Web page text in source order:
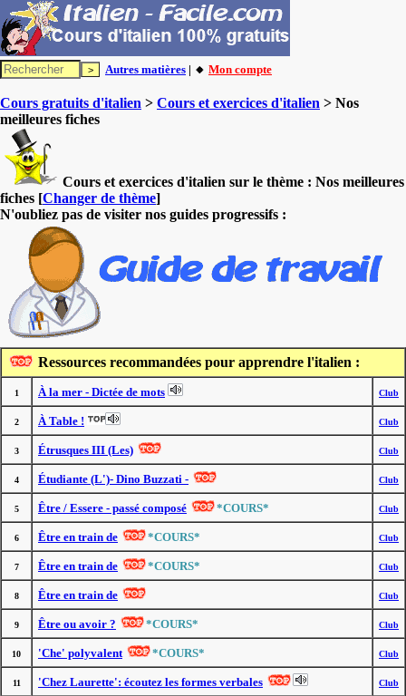
Autres matières | 🔸 Mon compte
Cours gratuits d'italien > Cours et exercices d'italien > Nos
meilleures fiches
Cours et exercices d'italien sur le thème : Nos meilleures
fiches [Changer de thème]
N'oubliez pas de visiter nos guides progressifs :
Ressources recommandées pour apprendre l'italien :
1 À la mer - Dictée de mots Club
2 À Table ! Club
3 Étrusques III (Les) Club
4 Étudiante (L')- Dino Buzzati - Club
5 Être / Essere - passé composé *COURS* Club
6 Être en train de *COURS* Club
7 Être en train de *COURS* Club
8 Être en train de Club
9 Être ou avoir ? *COURS* Club
10 'Che' polyvalent *COURS* Club
11 'Chez Laurette': écoutez les formes verbales Club